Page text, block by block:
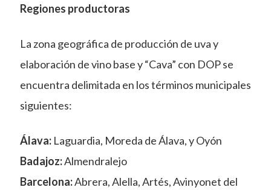
Regiones productoras
La zona geográfica de producción de uva y
elaboración de vino base y “Cava” con DOP se
encuentra delimitada en los términos municipales
siguientes:
Álava:Laguardia, Moreda de Álava, y Oyón
Badajoz:Almendralejo
Barcelona:Abrera, Alella, Artés, Avinyonet del